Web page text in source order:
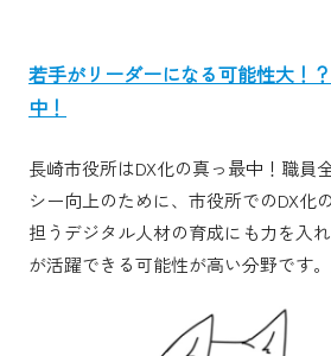
若手がリーダーになる可能性大！
中！
長崎市役所はDX化の真っ最中！職員
シー向上のために、市役所でのDX化
担うデジタル人材の育成にも力を入
が活躍できる可能性が高い分野です